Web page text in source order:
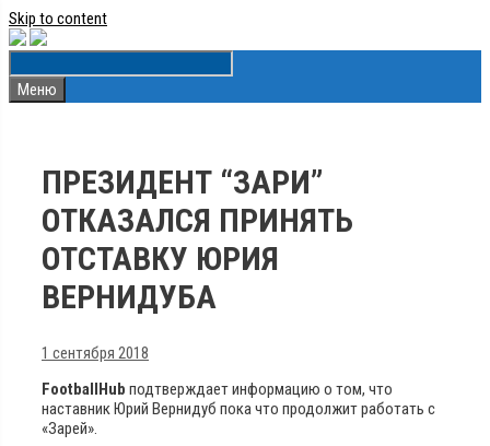
Skip to content
Меню
ПРЕЗИДЕНТ “ЗАРИ”
ОТКАЗАЛСЯ ПРИНЯТЬ
ОТСТАВКУ ЮРИЯ
ВЕРНИДУБА
1 сентября 2018
FootballHub подтверждает информацию о том, что
наставник Юрий Вернидуб пока что продолжит работать с
«Зарей».